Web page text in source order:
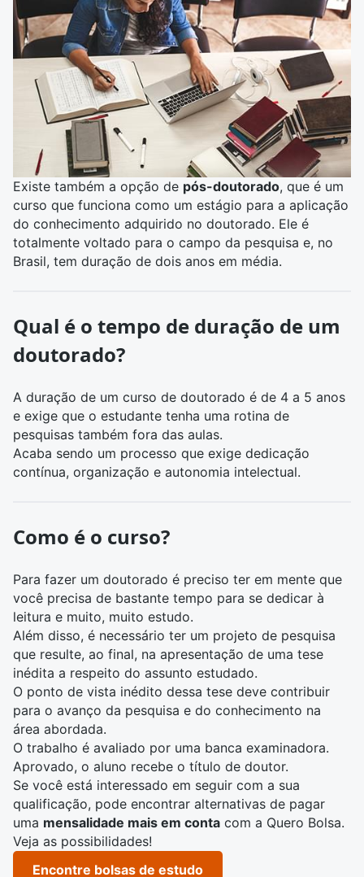
Existe também a opção de pós-doutorado, que é um
curso que funciona como um estágio para a aplicação
do conhecimento adquirido no doutorado. Ele é
totalmente voltado para o campo da pesquisa e, no
Brasil, tem duração de dois anos em média.
Qual é o tempo de duração de um
doutorado?
A duração de um curso de doutorado é de 4 a 5 anos
e exige que o estudante tenha uma rotina de
pesquisas também fora das aulas.
Acaba sendo um processo que exige dedicação
contínua, organização e autonomia intelectual.
Como é o curso?
Para fazer um doutorado é preciso ter em mente que
você precisa de bastante tempo para se dedicar à
leitura e muito, muito estudo.
Além disso, é necessário ter um projeto de pesquisa
que resulte, ao final, na apresentação de uma tese
inédita a respeito do assunto estudado.
O ponto de vista inédito dessa tese deve contribuir
para o avanço da pesquisa e do conhecimento na
área abordada.
O trabalho é avaliado por uma banca examinadora.
Aprovado, o aluno recebe o título de doutor.
Se você está interessado em seguir com a sua
qualificação, pode encontrar alternativas de pagar
uma mensalidade mais em conta com a Quero Bolsa.
Veja as possibilidades!
Encontre bolsas de estudo